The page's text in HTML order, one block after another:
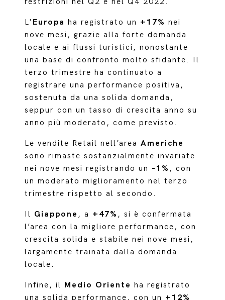
L' Europa ha registrato un +17% nei
nove mesi, grazie alla forte domanda
locale e ai flussi turistici, nonostante
una base di confronto molto sfidante. Il
terzo trimestre ha continuato a
registrare una performance positiva,
sostenuta da una solida domanda,
seppur con un tasso di crescita anno su
anno più moderato, come previsto.
Le vendite Retail nell’areaAmeriche
sono rimaste sostanzialmente invariate
nei nove mesi registrando un -1% , con
un moderato miglioramento nel terzo
trimestre rispetto al secondo.
Il Giappone , a +47% , si è confermata
l’area con la migliore performance, con
crescita solida e stabile nei nove mesi,
largamente trainata dalla domanda
locale.
Infine, il Medio Oriente ha registrato
una solida performance, con un +12%